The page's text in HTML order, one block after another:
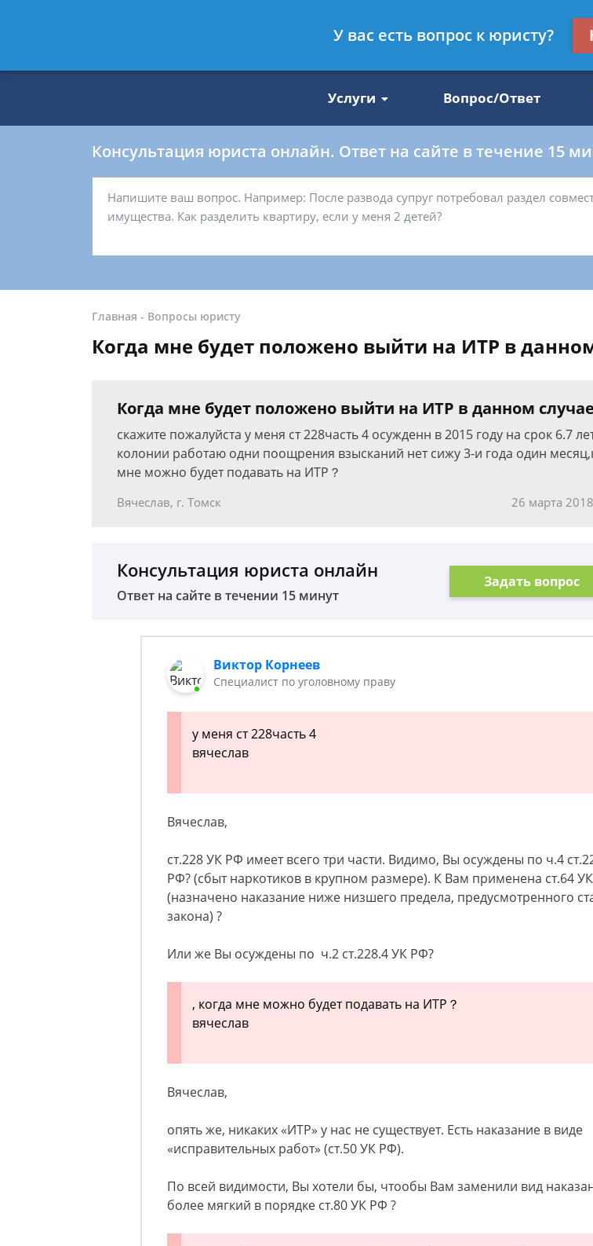
8 812 509-27-47
Услуги Вопрос/Ответ
Консультация юриста онлайн. Ответ на сайте в течение 15
Главная - Вопросы юристу
Когда мне будет положено выйти на ИТР в
Когда мне будет положено выйти на ИТР в данном
скажите пожалуйста у меня ст 228часть 4 осужденн в 2015 году на срок 6.7
колонии работаю одни поощрения взысканий нет сижу 3-и года один
мне можно будет подавать на ИТР？
Вячеслав, г. Томск 26 марта
Консультация юриста онлайн
Ответ на сайте в течении 15 минут
Задать вопрос
Виктор Корнеев
Cпециалист по уголовному праву
у меня ст 228часть 4
вячеслав
Вячеслав,
ст.228 УК РФ имеет всего три части. Видимо, Вы осуждены по ч.4
РФ? (сбыт наркотиков в крупном размере). К Вам применена ст.64
(назначено наказание ниже низшего предела, предусмотренного
закона) ?
Или же Вы осуждены по ч.2 ст.228.4 УК РФ?
, когда мне можно будет подавать на ИТР？
вячеслав
Вячеслав,
опять же, никаких «ИТР» у нас не существует. Есть наказание в виде
«исправительных работ» (ст.50 УК РФ).
По всей видимости, Вы хотели бы, чтообы Вам заменили вид
более мягкий в порядке ст.80 УК РФ ?
У вас есть вопрос к юристу?